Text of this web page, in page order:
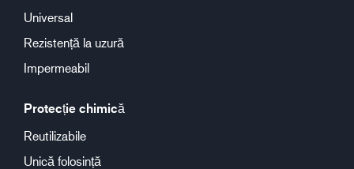
Universal
Rezistență la uzură
Impermeabil
Protecție chimică
Reutilizabile
Unică folosință